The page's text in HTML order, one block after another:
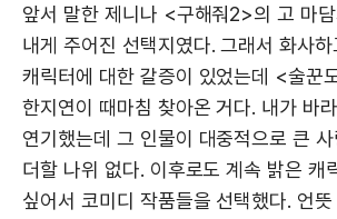
앞서 말한 제니나 <구해줘2>의 고 마담
내게 주어진 선택지였다. 그래서 화사
캐릭터에 대한 갈증이 있었는데 <술꾼
한지연이 때마침 찾아온 거다. 내가 바
연기했는데 그 인물이 대중적으로 큰 사
더할 나위 없다. 이후로도 계속 밝은 캐
싶어서 코미디 작품들을 선택했다. 언